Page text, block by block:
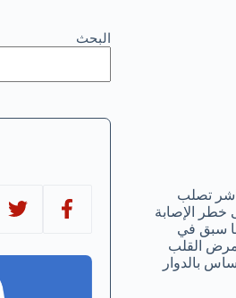
تصلب
خطر الإصابة
سبق في
القلب
بالدوار
البحث